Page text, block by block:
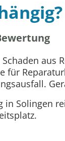
aus
für
in Solingen